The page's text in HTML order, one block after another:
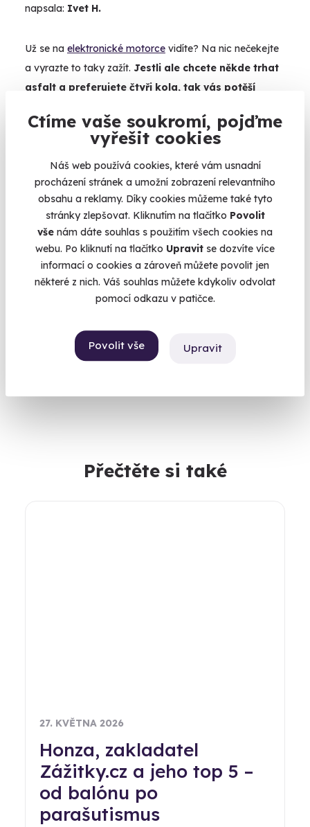
Ctíme vaše soukromí, pojďme
vyřešit cookies
Náš web používá cookies, které vám usnadní
procházení stránek a umožní zobrazení relevantního
obsahu a reklamy. Díky cookies můžeme také tyto
stránky zlepšovat. Kliknutím na tlačítko Povolit
vše nám dáte souhlas s použitím všech cookies na
webu. Po kliknutí na tlačítko Upravit se dozvíte více
informací o cookies a zároveň můžete povolit jen
některé z nich. Váš souhlas můžete kdykoliv odvolat
pomocí odkazu v patičce.
Povolit vše Upravit
napsala: Ivet H.
Už se na elektronické motorce vidíte? Na nic nečekejte
a vyrazte to taky zažít. Jestli ale chcete někde trhat
asfalt a preferujete čtyři kola, tak vás potěší
Jízda ve Formuli na okruhu, Jízda v Tesle X, Jízda v
Jízda ve Ferrari, Jízda v Mustangu
Přečtěte si také
27. KVĚTNA 2026
Honza, zakladatel
Zážitky.cz a jeho top 5 –
od balónu po
parašutismus